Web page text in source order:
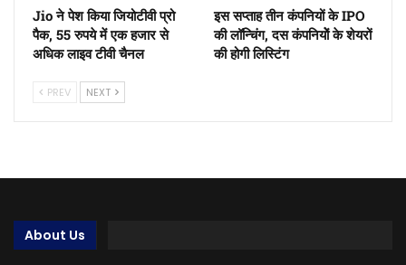
Jio ने पेश किया जियोटीवी प्रो
पैक, 55 रुपये में एक हजार से
अधिक लाइव टीवी चैनल
इस सप्ताह तीन कंपनियों के IPO
की लॉन्चिंग, दस कंपनियोें के शेयरों
की होगी लिस्टिंग
PREV NEXT
About Us